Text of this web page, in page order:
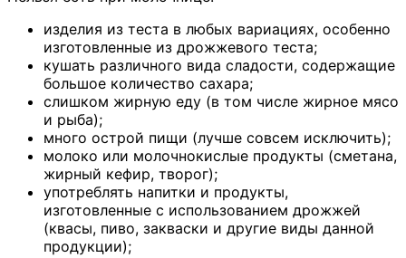
изделия из теста в любых вариациях, особенно
изготовленные из дрожжевого теста;
кушать различного вида сладости, содержащие
большое количество сахара;
слишком жирную еду (в том числе жирное мясо
и рыба);
много острой пищи (лучше совсем исключить);
молоко или молочнокислые продукты (сметана,
жирный кефир, творог);
употреблять напитки и продукты,
изготовленные с использованием дрожжей
(квасы, пиво, закваски и другие виды данной
продукции);